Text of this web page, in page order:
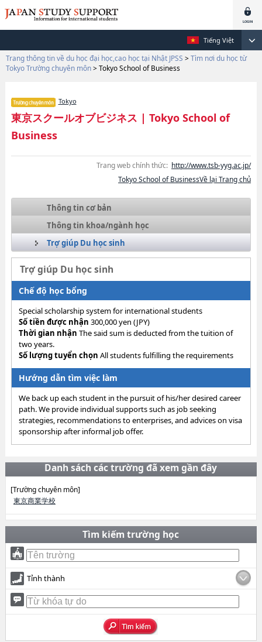
Tiếng Việt
Trang thông tin về du học đại học,cao học tại Nhật JPSS > Tìm nơi du học từ
Tokyo Trường chuyên môn> Tokyo School of Business
Tokyo
東京スクールオブビジネス | Tokyo School of
Business
Trang web chính thức: http://www.tsb-yyg.ac.jp/
Tokyo School of BusinessVề lại Trang chủ
Thông tin cơ bản
Thông tin khoa/ngành học
Trợ giúp Du học sinh
Trợ giúp Du học sinh
Chế độ học bổng
Special scholarship system for international students
Số tiền được nhận 300,000 yen (JPY)
Thời gian nhận The said sum is deducted from the tuition of
two years.
Số lượng tuyển chọn All students fulfilling the requirements
Hướng dẫn tìm việc làm
We back up each student in the pursuit of his/her desired career
path. We provide individual supports such as job seeking
strategies, recommendations to enterprises, and advices on visa
sponsorship after informal job offer.
Danh sách các trường đã xem gần đây
[Trường chuyên môn]
東京商業学校
Tìm kiếm trường học
Tỉnh thành